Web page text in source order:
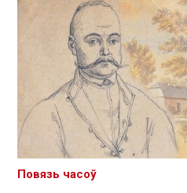
Повязь часоў